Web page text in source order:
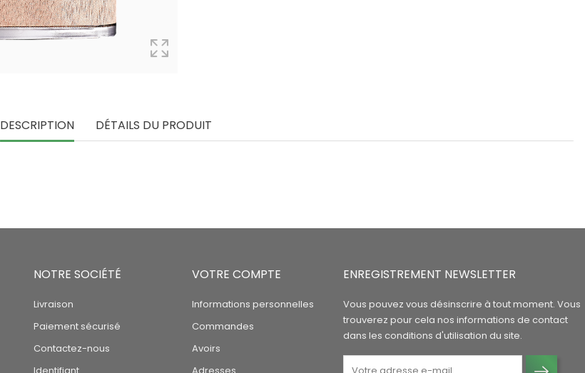
DESCRIPTION DÉTAILS DU PRODUIT
NOTRE SOCIÉTÉ
Livraison
Paiement sécurisé
Contactez-nous
VOTRE COMPTE
Informations personnelles
Commandes
Avoirs
ENREGISTREMENT NEWSLETTER
Vous pouvez vous désinscrire à tout moment. Vous
trouverez pour cela nos informations de contact
dans les conditions d'utilisation du site.